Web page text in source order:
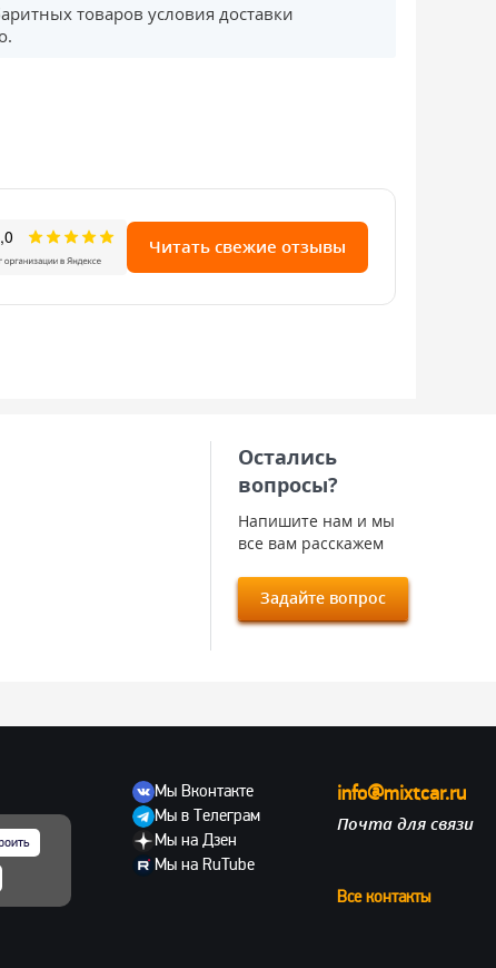
товаров условия доставки
Читать свежие отзывы
Остались
вопросы?
Напишите нам и мы
все вам расскажем
Задайте вопрос
Мы Вконтакте
Мы в Телеграм
Мы на Дзен
Мы на RuTube
info@mixtcar.ru
Почта для связи
Все контакты